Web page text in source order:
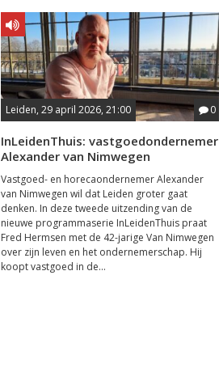
Leiden, 29 april 2026, 21:00 0
InLeidenThuis: vastgoedondernemer
Alexander van Nimwegen
Vastgoed- en horecaondernemer Alexander
van Nimwegen wil dat Leiden groter gaat
denken. In deze tweede uitzending van de
nieuwe programmaserie InLeidenThuis praat
Fred Hermsen met de 42-jarige Van Nimwegen
over zijn leven en het ondernemerschap. Hij
koopt vastgoed in de...